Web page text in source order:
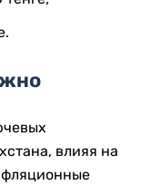
влияя на